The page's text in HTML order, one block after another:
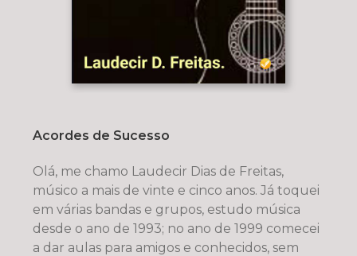
Acordes de Sucesso
Olá, me chamo Laudecir Dias de Freitas,
músico a mais de vinte e cinco anos. Já toquei
em várias bandas e grupos, estudo música
desde o ano de 1993; no ano de 1999 comecei
a dar aulas para amigos e conhecidos, sem